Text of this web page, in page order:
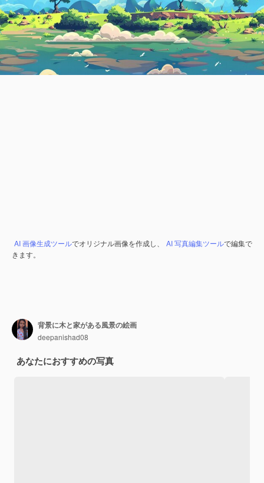
AI 画像生成ツールでオリジナル画像を作成し、 AI 写真編集ツールで編集で
きます。
背景に木と家がある風景の絵画
deepanishad08
あなたにおすすめの写真